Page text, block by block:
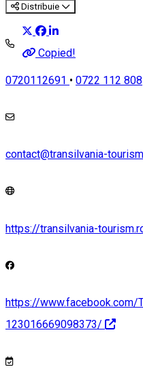
Distribuie
Copied!
0720112691 • 0722 112 808
contact@transilvania-
https://transilvania-
https://www.facebook.com/
123016669098373/